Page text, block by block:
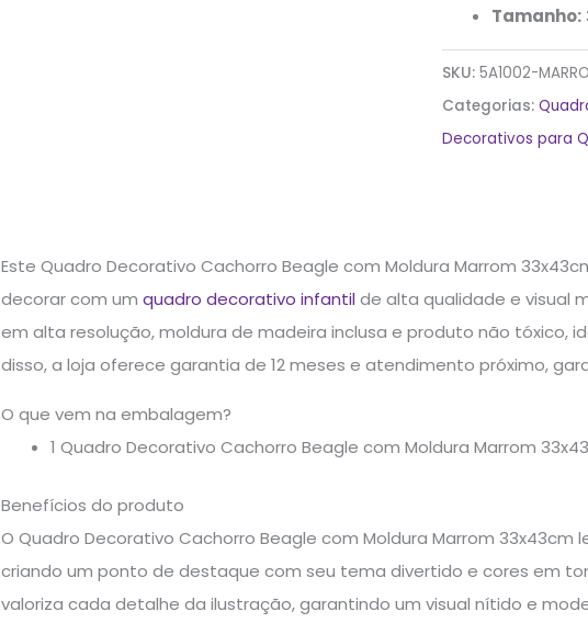
Tamanho:
SKU:5A1002-
Categorias:
Decorativos para
Este Quadro Decorativo Cachorro Beagle com Moldura Marrom
decorar com um quadro decorativo infantil de alta qualidade e visual
em alta resolução, moldura de madeira inclusa e produto não tóxico,
disso, a loja oferece garantia de 12 meses e atendimento próximo,
O que vem na embalagem?
1 Quadro Decorativo Cachorro Beagle com Moldura Marrom
Benefícios do produto
O Quadro Decorativo Cachorro Beagle com Moldura Marrom
criando um ponto de destaque com seu tema divertido e cores em
valoriza cada detalhe da ilustração, garantindo um visual nítido e